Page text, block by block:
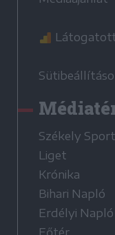
Székely Sport
Liget
Krónika
Bihari Napló
Erdélyi Napló
Főtér